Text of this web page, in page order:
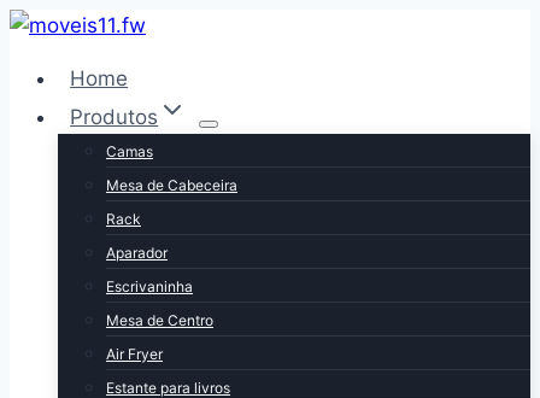
Pular
Conteúdo
Home
Produtos
Camas
Mesa de Cabeceira
Rack
Aparador
Escrivaninha
Mesa de Centro
Air Fryer
Estante para livros